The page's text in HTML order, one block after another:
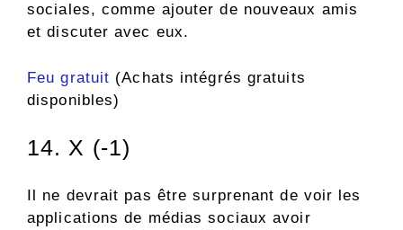
sociales, comme ajouter de nouveaux amis
et discuter avec eux.
Feu gratuit (Achats intégrés gratuits
disponibles)
14. X (-1)
Il ne devrait pas être surprenant de voir les
applications de médias sociaux avoir